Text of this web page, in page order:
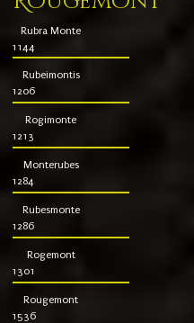
Rubra Monte
1144
Rubeimontis
1206
Rogimonte
1213
Monterubes
1284
Rubesmonte
1286
Rogemont
1301
Rougemont
1536